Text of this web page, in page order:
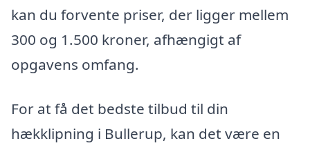
kan du forvente priser, der ligger mellem
300 og 1.500 kroner, afhængigt af
opgavens omfang.
For at få det bedste tilbud til din
hækklipning i Bullerup, kan det være en